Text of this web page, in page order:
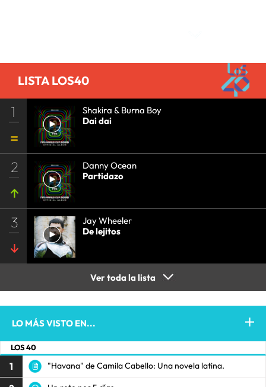
LISTA LOS40
1
Shakira & Burna Boy
Dai dai
2
Danny Ocean
Partidazo
3
Jay Wheeler
De lejitos
Ver toda la lista
LO MÁS VISTO EN...
LOS 40
1 "Havana" de Camila Cabello: Una novela latina.